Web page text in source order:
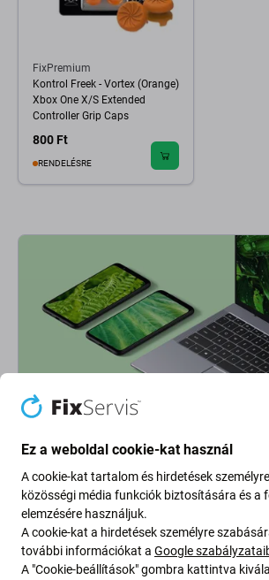
FixPremium
Kontrol Freek - Vortex (Orange)
Xbox One X/S Extended
Controller Grip Caps
800 Ft
RENDELÉSRE
Going Green
Bolygónk védelme érdekében
dioxid-kibocsátásunkat. Olvasson többet
alakítjuk át folyamatainkat a
csökkentése érdekében.
További információ
Ez a weboldal cookie-kat használ
A cookie-kat tartalom és hirdetések
közösségi média funkciók biztosítására és a
elemzésére használjuk.
A cookie-kat a hirdetések személyre
további információkat a Google
A "Cookie-beállítások" gombra kattintva